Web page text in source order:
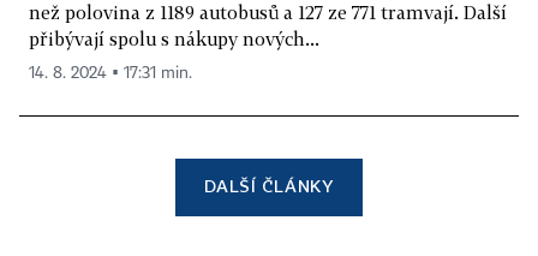
než polovina z 1189 autobusů a 127 ze 771 tramvají. Další
přibývají spolu s nákupy nových...
14. 8. 2024 ▪ 17:31 min.
DALŠÍ ČLÁNKY